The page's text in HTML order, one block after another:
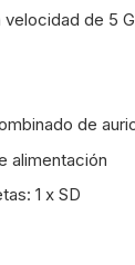
velocidad de 5
de
alimentación
1 x SD